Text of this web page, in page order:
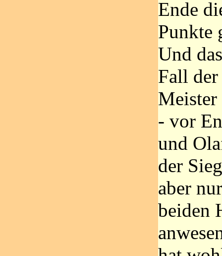
Ende
Punkte
Und
Fall der
- vor
und
der
aber
beiden